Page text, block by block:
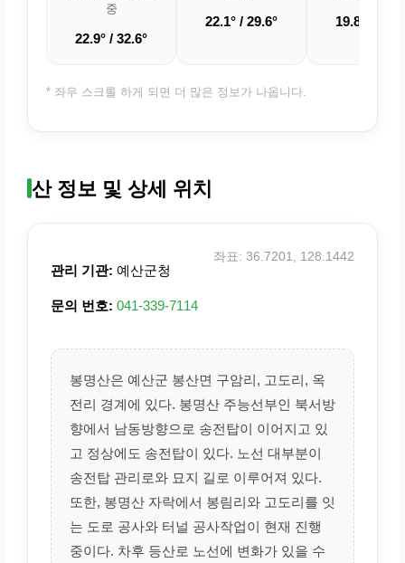
중
22.9° / 32.6°
22.1° / 29.6° 19.8° /
* 좌우 스크롤 하게 되면 더 많은 정보가 나옵니다.
산 정보 및 상세 위치
관리 기관: 예산군청
문의 번호: 041-339-7114
좌표: 36.7201, 128.1442
봉명산은 예산군 봉산면 구암리, 고도리, 옥
전리 경계에 있다. 봉명산 주능선부인 북서방
향에서 남동방향으로 송전탑이 이어지고 있
고 정상에도 송전탑이 있다. 노선 대부분이
송전탑 관리로와 묘지 길로 이루어져 있다.
또한, 봉명산 자락에서 봉림리와 고도리를 잇
는 도로 공사와 터널 공사작업이 현재 진행
중이다. 차후 등산로 노선에 변화가 있을 수